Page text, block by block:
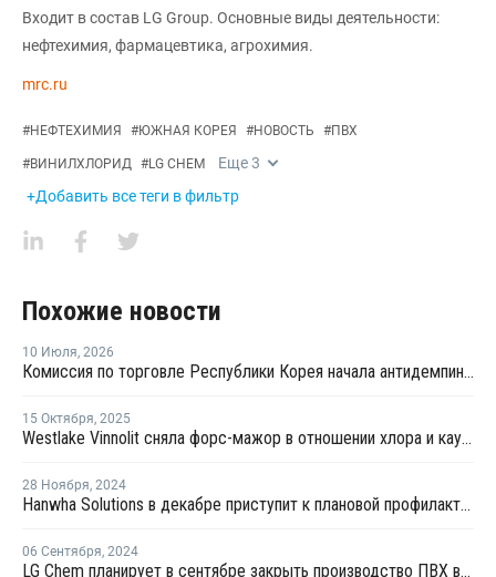
Входит в состав LG Group. Основные виды деятельности:
нефтехимия, фармацевтика, агрохимия.
mrc.ru
#НЕФТЕХИМИЯ #ЮЖНАЯ КОРЕЯ #НОВОСТЬ #ПВХ
#ВИНИЛХЛОРИД #LG CHEM Еще3
+Добавить все теги в фильтр
Похожие новости
10 Июля, 2026
Комиссия по торговле Республики Корея начала антидемпинговое расследование в отношении китайского ПВХ-С
15 Октября, 2025
Westlake Vinnolit сняла форс-мажор в отношении хлора и каустической соды в Германии
28 Ноября, 2024
Hanwha Solutions в декабре приступит к плановой профилактике на производстве ПВХ в Нинбо
06 Сентября, 2024
LG Chem планирует в сентябре закрыть производство ПВХ в Йосу на ремонт